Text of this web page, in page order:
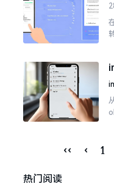
‹‹ ‹ 1
热门阅读